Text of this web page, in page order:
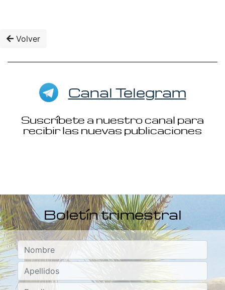
Volver
Canal Telegram
Suscríbete a nuestro canal para
recibir las nuevas publicaciones
Boletín trimestral